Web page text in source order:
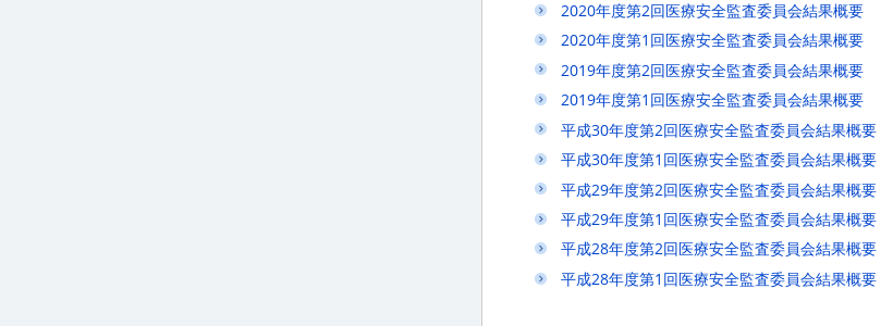
2020年度第2回医療安全監査委員会結果概要
2020年度第1回医療安全監査委員会結果概要
2019年度第2回医療安全監査委員会結果概要
2019年度第1回医療安全監査委員会結果概要
平成30年度第2回医療安全監査委員会結果概要
平成30年度第1回医療安全監査委員会結果概要
平成29年度第2回医療安全監査委員会結果概要
平成29年度第1回医療安全監査委員会結果概要
平成28年度第2回医療安全監査委員会結果概要
平成28年度第1回医療安全監査委員会結果概要